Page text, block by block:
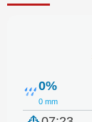
0%
0 mm